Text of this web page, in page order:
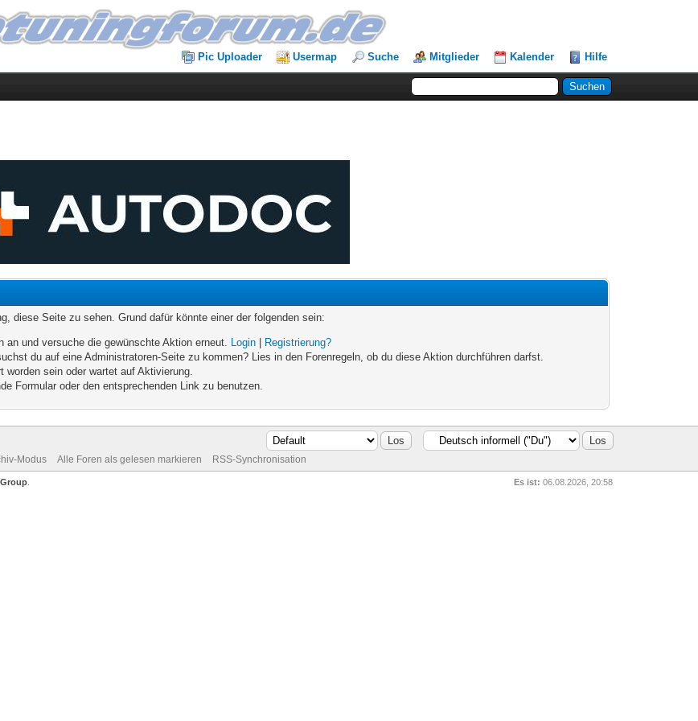
Pic Uploader Usermap Suche Mitglieder Kalender Hilfe
diese Seite zu sehen. Grund dafür könnte einer der folgenden sein:
und versuche die gewünschte Aktion erneut. Login
Registrierung?
du auf eine Administratoren-Seite zu kommen? Lies in den Forenregeln, ob du diese Aktion durchführen darfst.
worden sein oder wartet auf Aktivierung.
Formular oder den entsprechenden Link zu benutzen.
Modus Alle Foren als gelesen markieren RSS-Synchronisation
Es ist: 06.08.2026, 20:58
.